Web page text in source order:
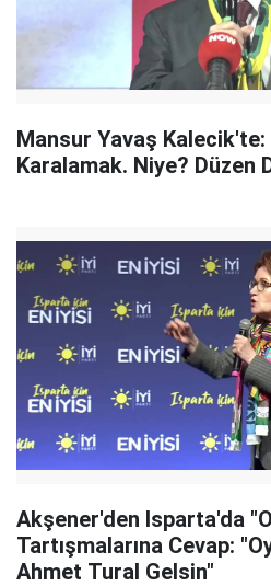
Mansur Yavaş
Karalamak. Niye? Düzen
Akşener'den Isparta'da
Tartışmalarına Cevap:
Ahmet Tural Gelsin"